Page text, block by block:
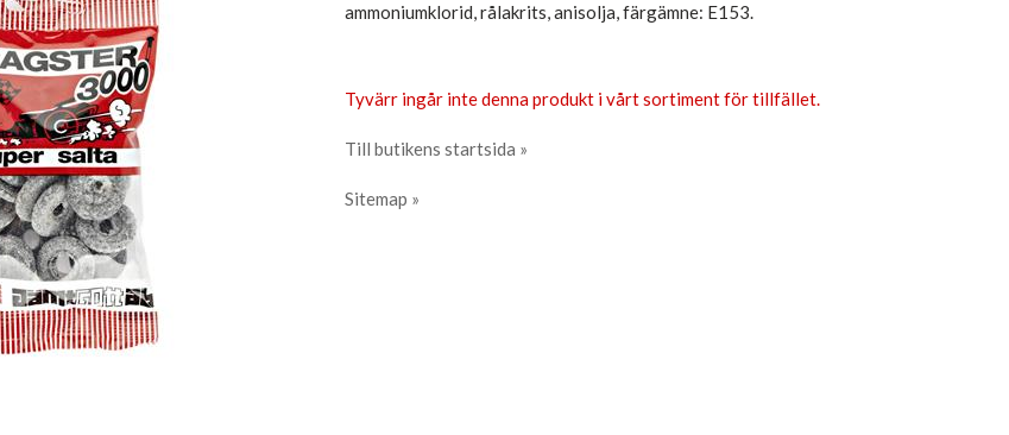
ammoniumklorid, rålakrits, anisolja, färgämne: E153.
Tyvärr ingår inte denna produkt i vårt sortiment för tillfället.
Till butikens startsida »
Sitemap »